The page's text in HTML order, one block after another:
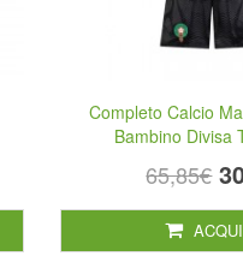
Completo Calcio
Bambino Divisa
65,85€